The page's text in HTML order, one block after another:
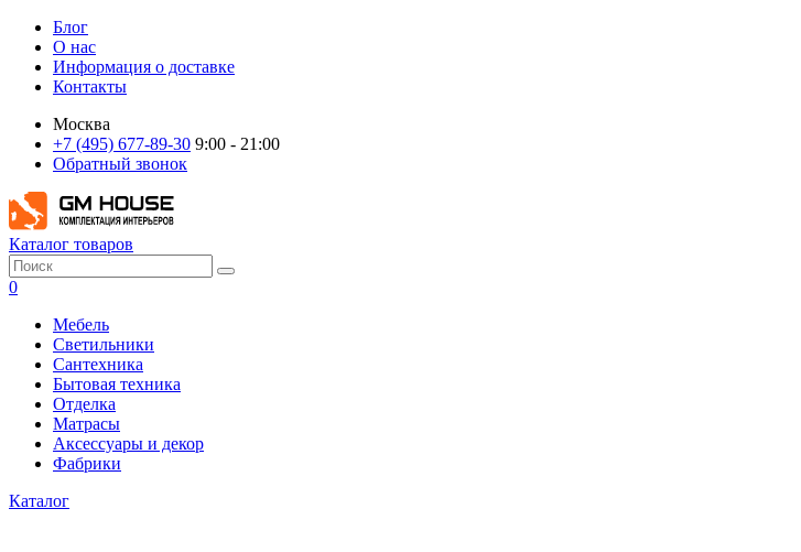
Блог
О нас
Информация о доставке
Контакты
Москва
+7 (495) 677-89-30 9:00 - 21:00
Обратный звонок
Каталог товаров
0
Мебель
Светильники
Сантехника
Бытовая техника
Отделка
Матрасы
Аксессуары и декор
Фабрики
Каталог